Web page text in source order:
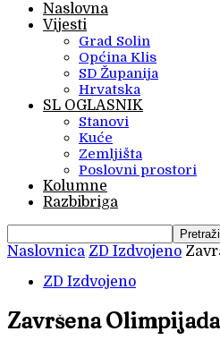
Naslovna
Vijesti
Grad Solin
Općina Klis
SD Županija
Hrvatska
SL OGLASNIK
Stanovi
Kuće
Zemljišta
Poslovni prostori
Kolumne
Razbibriga
Naslovnica ZD Izdvojeno
ZD Izdvojeno
Završena